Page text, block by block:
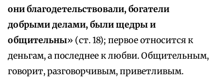
они благодетельствовали, богатели
добрыми делами, были щедры и
общительны» (ст. 18); первое относится к
деньгам, а последнее к любви. Общительным,
говорит, разговорчивым, приветливым.